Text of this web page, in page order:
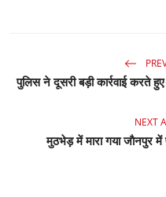
पुलिस ने दूसरी बड़ी कार्रवाई करते
NEXT
मुठभेड़ में मारा गया जाैनपुर